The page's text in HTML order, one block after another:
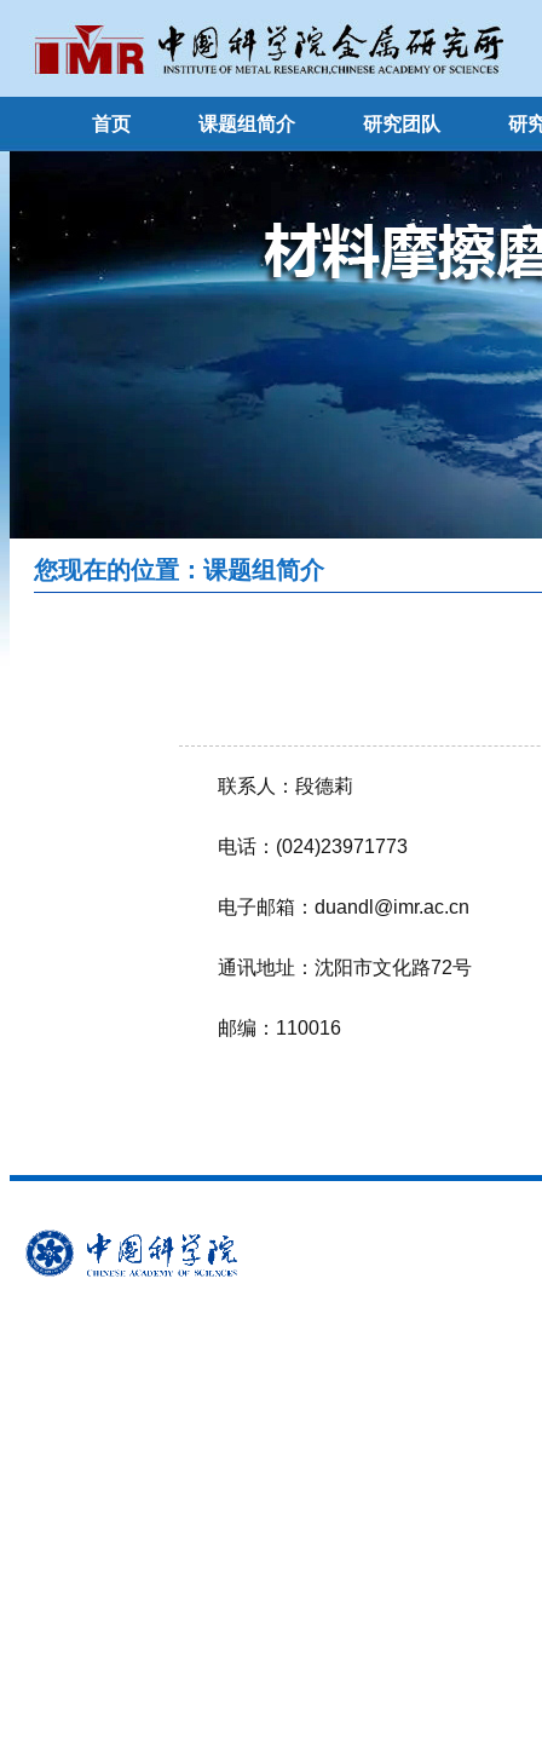
首页 课题组简介 研究团队 研
您现在的位置：课题组简介
联系人：段德莉
电话：(024)23971773
电子邮箱：duandl@imr.ac.cn
通讯地址：沈阳市文化路72号
邮编：110016